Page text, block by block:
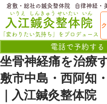
​入江鍼灸整体院
いりえ
電話で予約する
せいたい
しんきゅう いん
「変わりたい気持ち」をプロデュース
​倉敷・総社の鍼灸整体院 自律神経・
坐骨神経痛を治療
敷市中島・西阿知
｜入江鍼灸整体院